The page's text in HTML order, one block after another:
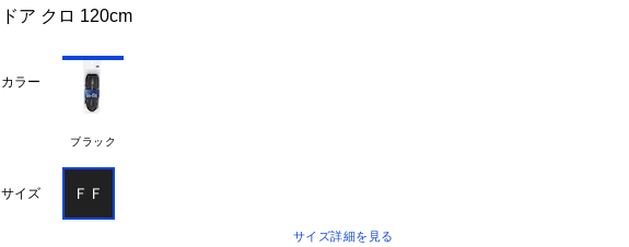
ドア クロ 120cm
カラー
ブラック
サイズ ＦＦ
サイズ詳細を見る